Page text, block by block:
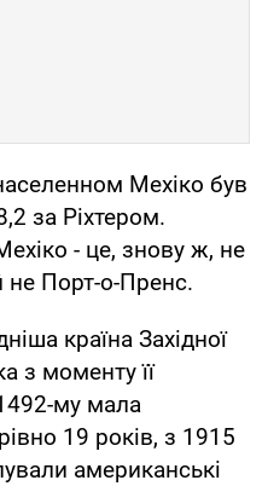
Мехіко був
за Ріхтером.
- це, знову ж, не
Порт-о-Пренс.
країна Західної
з моменту її
му мала
19 років, з 1915
американські